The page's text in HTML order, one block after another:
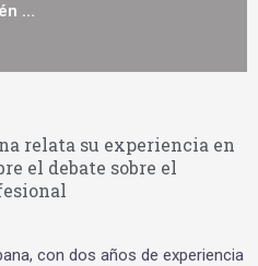
…
relata su experiencia en
el debate sobre el
con dos años de experiencia